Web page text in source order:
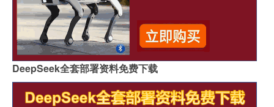
DeepSeek全套部署资料免费下载